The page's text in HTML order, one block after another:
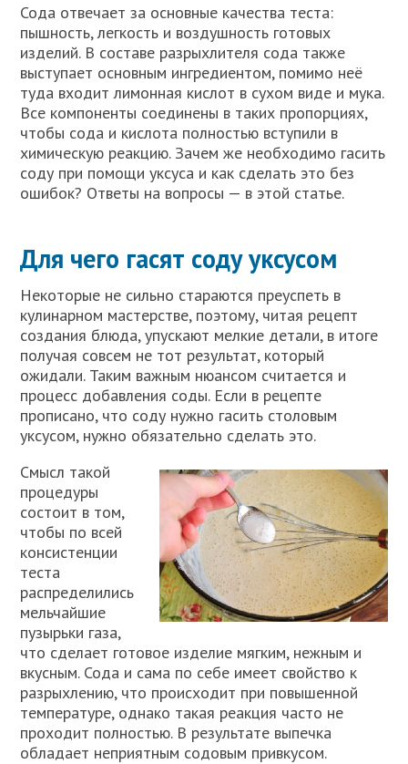
Сода отвечает за основные качества теста:
пышность, легкость и воздушность готовых
изделий. В составе разрыхлителя сода также
выступает основным ингредиентом, помимо неё
туда входит лимонная кислот в сухом виде и мука.
Все компоненты соединены в таких пропорциях,
чтобы сода и кислота полностью вступили в
химическую реакцию. Зачем же необходимо гасить
соду при помощи уксуса и как сделать это без
ошибок? Ответы на вопросы — в этой статье.
Для чего гасят соду уксусом
Некоторые не сильно стараются преуспеть в
кулинарном мастерстве, поэтому, читая рецепт
создания блюда, упускают мелкие детали, в итоге
получая совсем не тот результат, который
ожидали. Таким важным нюансом считается и
процесс добавления соды. Если в рецепте
прописано, что соду нужно гасить столовым
уксусом, нужно обязательно сделать это.
Смысл такой
процедуры
состоит в том,
чтобы по всей
консистенции
теста
распределились
мельчайшие
пузырьки газа,
что сделает готовое изделие мягким, нежным и
вкусным. Сода и сама по себе имеет свойство к
разрыхлению, что происходит при повышенной
температуре, однако такая реакция часто не
проходит полностью. В результате выпечка
обладает неприятным содовым привкусом.